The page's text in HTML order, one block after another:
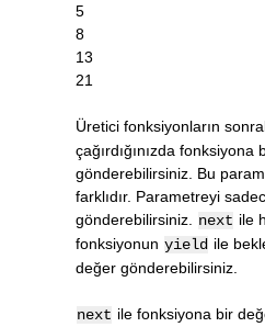
5
8
13
21
Üretici fonksiyonların
çağırdığınızda fonksiyona
gönderebilirsiniz. Bu
farklıdır. Parametreyi
gönderebilirsiniz.
next ile
fonksiyonun yield ile
değer gönderebilirsiniz.
next ile fonksiyona bir